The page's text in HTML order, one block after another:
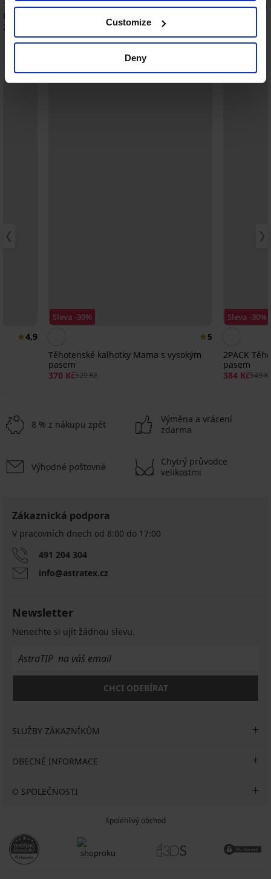
Customize
Deny
Těhotenské punčochové kalhoty
Mamma 40 DEN
223 Kč
Těhotenská a kojicí
Objevte podobné kousky
4,9
Sleva -30%
5
Těhotenské kalhotky Mama s vysokým
pasem
370 Kč529 Kč
Sleva -30%
2PACK
pasem
384 Kč549
8 % z nákupu zpět
Výměna a vrácení
zdarma
Výhodné poštovné
Chytrý průvodce
velikostmi
Zákaznická podpora
V pracovních dnech od 8:00 do 17:00
491 204 304
info@astratex.cz
Newsletter
Nenechte si ujít žádnou slevu.
CHCI ODEBÍRAT
SLUŽBY ZÁKAZNÍKŮM
OBECNÉ INFORMACE
O SPOLEČNOSTI
Spolehlivý obchod